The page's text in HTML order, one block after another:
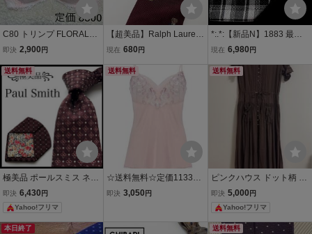
C80 トリンプ FLORALE
フロラーレ 高級ブラジ
即決 2,900 円
【超美品】Ralph Lauren
ラルフローレン ドッ
料無料 メンズ ブラウン
現在 680 円
*:.*:【新品N】1883 最高
級ウルトゥラーレ【ULTU
ア）ネクタイ
現在 6,980 円
送料無料
極美品 ポールスミス ネク
タイ 花柄 ボタニカル ドッ
ト ボルドー ブラウン
即決 6,430 円
Yahoo!フリマ
送料無料
☆送料無料☆定価11330
円 新品！トリンプ ☆高級
ソール ９５/ピンク！！
即決 3,050 円
送料無料
ピンクハウス ドット柄 半
袖ロングワンピース ブラ
ウン ピンタック リボン
即決 5,000 円
Yahoo!フリマ
本日終了 送料無料